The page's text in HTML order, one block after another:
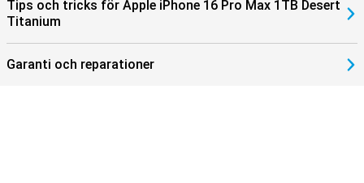
Apple iPhone 16 Pro Max ansluter sig enkelt till Apples ekosystem.
Använd till exempel din smartphone med Series 10 för att spåra
och optimera din hälsa. Eller para ihop din enhet med Apple Airpods
4/Airpods Pro 2 och växla enkelt mellan att lyssna på din
favoritmusik och ta emot ett samtal.
Tips och tricks för Apple iPhone 16 Pro Max 1TB Desert
Titanium
Garanti och reparationer